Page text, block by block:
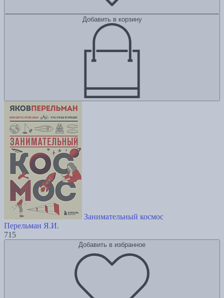
Добавить в корзину
Занимательный космос
Перельман Я.И.
715
Добавить в избранное